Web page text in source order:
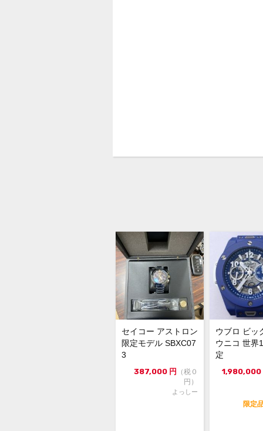
セイコー アストロン
限定モデル SBXC07
3
387,000 円
（税０
円）
よっしー
ウブロ ビッ
ウニコ 世界
定
1,980,000
限定